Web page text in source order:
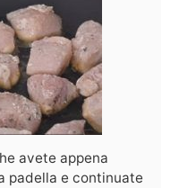
avete appena
padella e continuate